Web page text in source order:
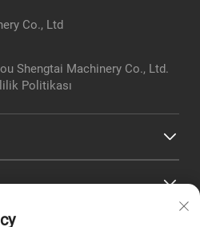
Co., Ltd
Shengtai Machinery Co., Ltd.
Politikası